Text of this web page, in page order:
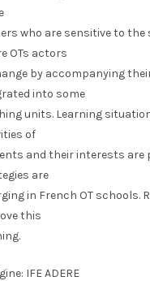
who are sensitive to
OTs actors
by accompanying
into some
units. Learning
of
and their interests are
are
in French OT schools.
this
IFE ADERE